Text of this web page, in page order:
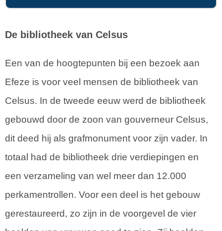
De bibliotheek van Celsus
Een van de hoogtepunten bij een bezoek aan
Efeze is voor veel mensen de bibliotheek van
Celsus. In de tweede eeuw werd de bibliotheek
gebouwd door de zoon van gouverneur Celsus,
dit deed hij als grafmonument voor zijn vader. In
totaal had de bibliotheek drie verdiepingen en
een verzameling van wel meer dan 12.000
perkamentrollen. Voor een deel is het gebouw
gerestaureerd, zo zijn in de voorgevel de vier